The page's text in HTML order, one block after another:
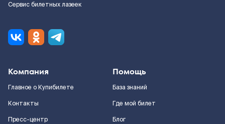
Сервис билетных лазеек
Компания
Главное о Купибилете
Контакты
Пресс-центр
Помощь
База знаний
Где мой билет
Блог